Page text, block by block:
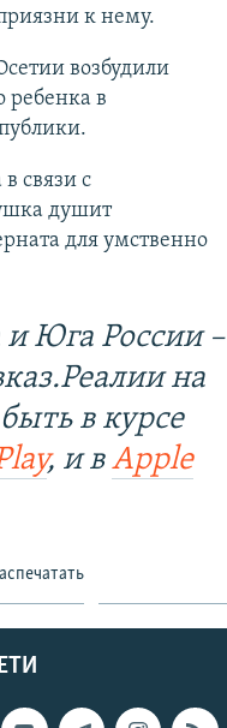
к нему.
возбудили
ребенка в
связи с
душит
для умственно
и Юга России –
на
в курсе
, и вApple